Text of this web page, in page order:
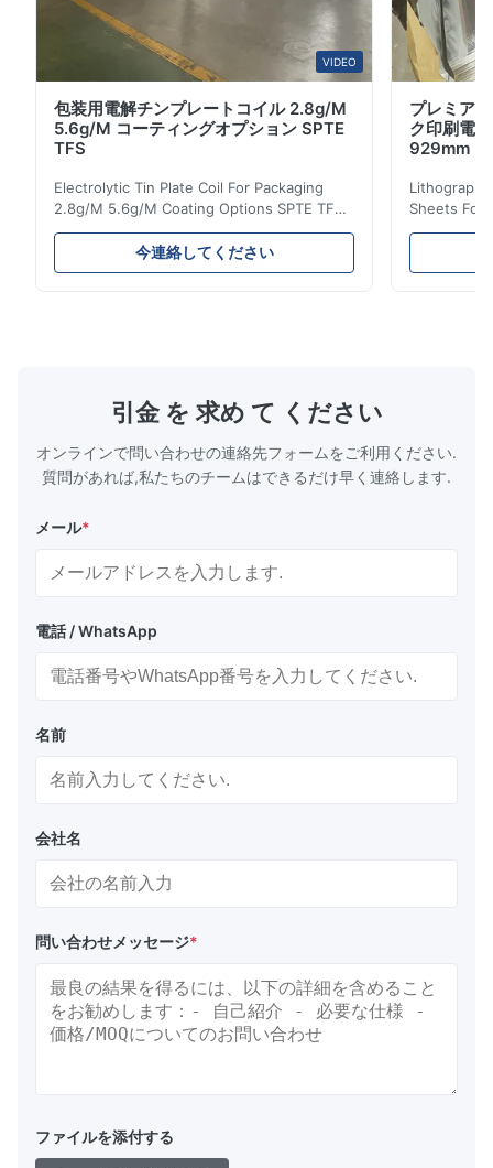
VIDEO
包装用電解チンプレートコイル 2.8g/M
5.6g/M コーティングオプション SPTE
TFS
Electrolytic Tin Plate Coil For Packaging
2.8g/M 5.6g/M Coating Options SPTE TFS
Electrolytic Tin Plate Coil for Packaging -
2.8/2.8 & 5.6/5.6g/m Coating Options SPTE
TFS Electrolytic Tin Plate (ETP) represents
robust and adaptable. Engineered
specifically for
今連絡してください
プレミア
ク印刷電
929mm
Sheets For
929mm
packaging
引金 を 求め て ください
オンラインで問い合わせの連絡先フォームをご利用ください.
質問があれば,私たちのチームはできるだけ早く連絡します.
メール*
電話 / WhatsApp
名前
会社名
問い合わせメッセージ*
ファイルを添付する